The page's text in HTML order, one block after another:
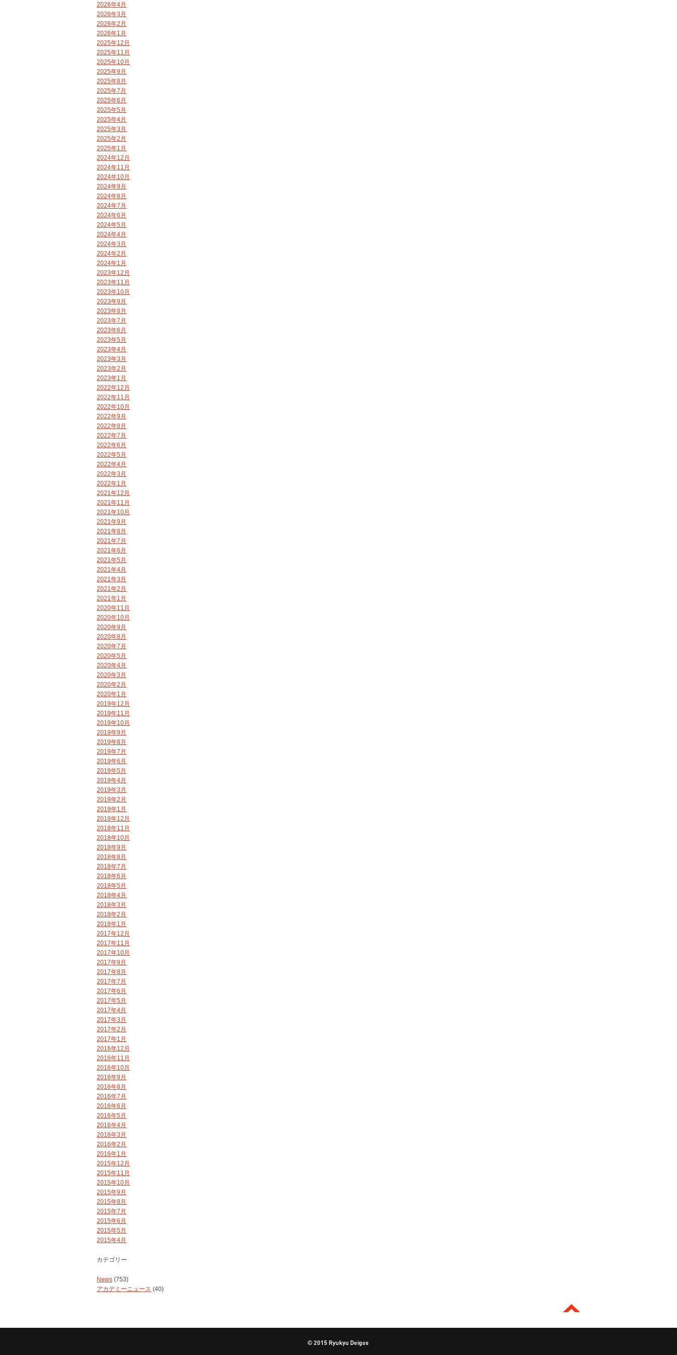
2026年4月
2026年3月
2026年2月
2026年1月
2025年12月
2025年11月
2025年10月
2025年9月
2025年8月
2025年7月
2025年6月
2025年5月
2025年4月
2025年3月
2025年2月
2025年1月
2024年12月
2024年11月
2024年10月
2024年9月
2024年8月
2024年7月
2024年6月
2024年5月
2024年4月
2024年3月
2024年2月
2024年1月
2023年12月
2023年11月
2023年10月
2023年9月
2023年8月
2023年7月
2023年6月
2023年5月
2023年4月
2023年3月
2023年2月
2023年1月
2022年12月
2022年11月
2022年10月
2022年9月
2022年8月
2022年7月
2022年6月
2022年5月
2022年4月
2022年3月
2022年1月
2021年12月
2021年11月
2021年10月
2021年9月
2021年8月
2021年7月
2021年6月
2021年5月
2021年4月
2021年3月
2021年2月
2021年1月
2020年11月
2020年10月
2020年9月
2020年8月
2020年7月
2020年5月
2020年4月
2020年3月
2020年2月
2020年1月
2019年12月
2019年11月
2019年10月
2019年9月
2019年8月
2019年7月
2019年6月
2019年5月
2019年4月
2019年3月
2019年2月
2019年1月
2018年12月
2018年11月
2018年10月
2018年9月
2018年8月
2018年7月
2018年6月
2018年5月
2018年4月
2018年3月
2018年2月
2018年1月
2017年12月
2017年11月
2017年10月
2017年9月
2017年8月
2017年7月
2017年6月
2017年5月
2017年4月
2017年3月
2017年2月
2017年1月
2016年12月
2016年11月
2016年10月
2016年9月
2016年8月
2016年7月
2016年6月
2016年5月
2016年4月
2016年3月
2016年2月
2016年1月
2015年12月
2015年11月
2015年10月
2015年9月
2015年8月
2015年7月
2015年6月
2015年5月
2015年4月
カテゴリー
News (753)
アカデミーニュース (40)